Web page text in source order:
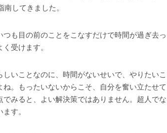
してきました。
つも目の前のことをこなすだけで時間が過ぎ去っ
受けます。
いことなのに、時間がないせいで、やりたいこ
。もったいないからこそ、自分を奮い立たせて
みると、よい解決策ではありません。超人でな
す。